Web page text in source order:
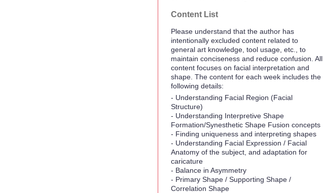
Content List
Please understand that the author has
intentionally excluded content related to
general art knowledge, tool usage, etc., to
maintain conciseness and reduce confusion. All
content focuses on facial interpretation and
shape. The content for each week includes the
following details:
- Understanding Facial Region (Facial
Structure)
- Understanding Interpretive Shape
Formation/Synesthetic Shape Fusion concepts
- Finding uniqueness and interpreting shapes
- Understanding Facial Expression / Facial
Anatomy of the subject, and adaptation for
caricature
- Balance in Asymmetry
- Primary Shape / Supporting Shape /
Correlation Shape